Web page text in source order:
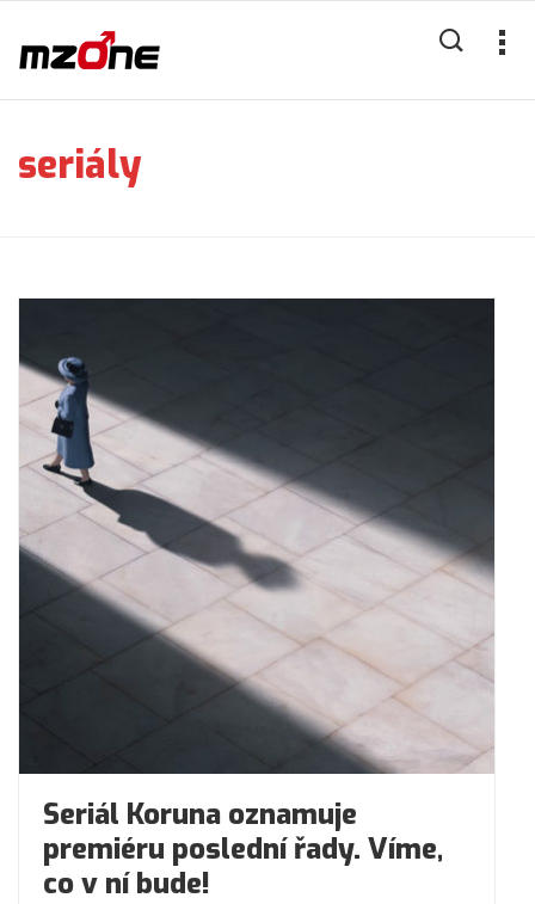
seriály
Seriál Koruna oznamuje
premiéru poslední řady. Víme,
co v ní bude!